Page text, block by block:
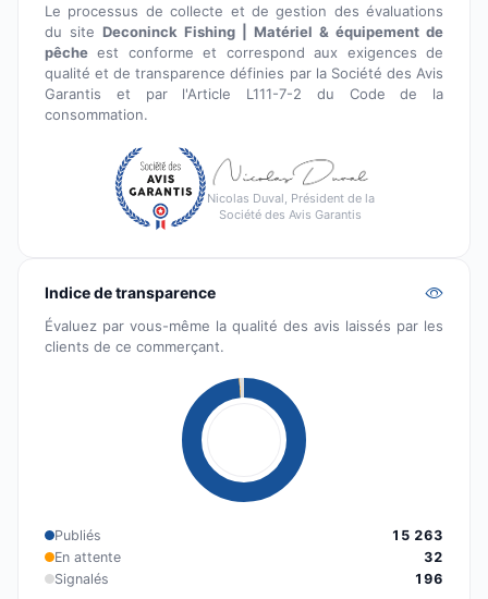
Le processus de collecte et de gestion des évaluations
du site Deconinck Fishing | Matériel & équipement de
pêche est conforme et correspond aux exigences de
qualité et de transparence définies par la Société des Avis
Garantis et par l'Article L111-7-2 du Code de la
consommation.
Nicolas Duval, Président de la
Société des Avis Garantis
Indice de transparence
Évaluez par vous-même la qualité des avis laissés par les
clients de ce commerçant.
Publiés
15 263
En attente
32
Signalés
196